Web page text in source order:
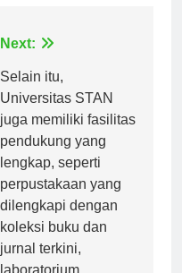
Selain itu,
Universitas STAN
juga memiliki fasilitas
pendukung yang
lengkap, seperti
perpustakaan yang
dilengkapi dengan
koleksi buku dan
jurnal terkini,